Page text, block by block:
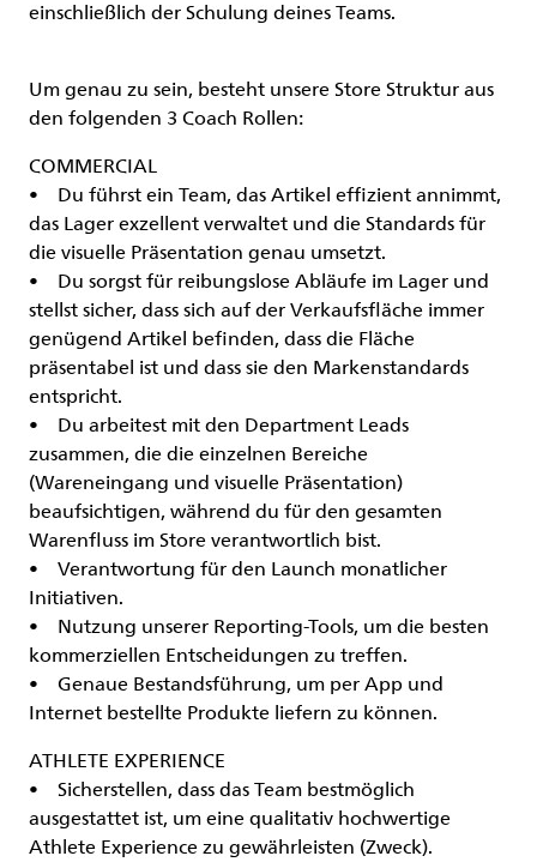
einschließlich der Schulung deines Teams.
Um genau zu sein, besteht unsere Store Struktur aus
den folgenden 3 Coach Rollen:
COMMERCIAL
• Du führst ein Team, das Artikel effizient annimmt,
das Lager exzellent verwaltet und die Standards für
die visuelle Präsentation genau umsetzt.
• Du sorgst für reibungslose Abläufe im Lager und
stellst sicher, dass sich auf der Verkaufsfläche immer
genügend Artikel befinden, dass die Fläche
präsentabel ist und dass sie den Markenstandards
entspricht.
• Du arbeitest mit den Department Leads
zusammen, die die einzelnen Bereiche
(Wareneingang und visuelle Präsentation)
beaufsichtigen, während du für den gesamten
Warenfluss im Store verantwortlich bist.
• Verantwortung für den Launch monatlicher
Initiativen.
• Nutzung unserer Reporting-Tools, um die besten
kommerziellen Entscheidungen zu treffen.
• Genaue Bestandsführung, um per App und
Internet bestellte Produkte liefern zu können.
ATHLETE EXPERIENCE
• Sicherstellen, dass das Team bestmöglich
ausgestattet ist, um eine qualitativ hochwertige
Athlete Experience zu gewährleisten (Zweck).